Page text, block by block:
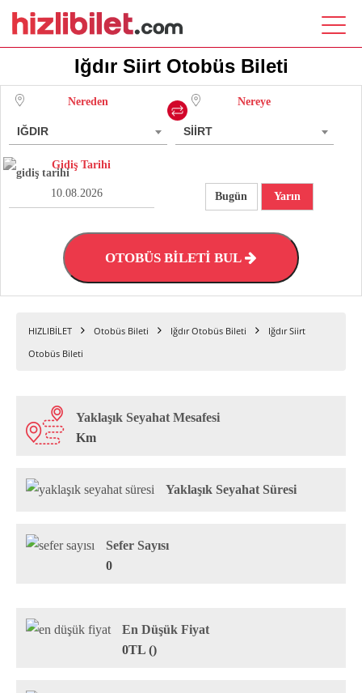
Iğdır Siirt Otobüs Bileti
Nereden
IĞDIR
Nereye
SİİRT
Gidiş Tarihi
Bugün Yarın
OTOBÜS BİLETİ BUL
HIZLIBİLET Otobüs Bileti Iğdır Otobüs Bileti
Iğdır Siirt
Otobüs Bileti
Yaklaşık Seyahat Mesafesi
Km
Yaklaşık Seyahat Süresi
Sefer Sayısı
0
En Düşük Fiyat
0TL ()